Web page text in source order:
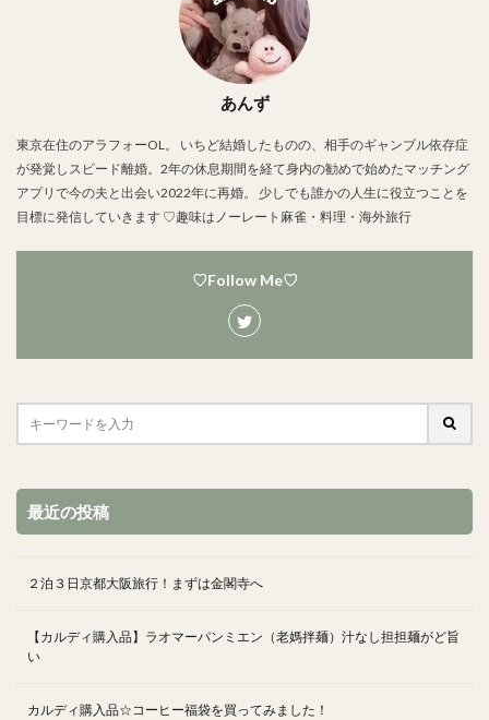
あんず
東京在住のアラフォーOL。 いちど結婚したものの、相手のギャンブル依存症
が発覚しスピード離婚。2年の休息期間を経て身内の勧めで始めたマッチング
アプリで今の夫と出会い2022年に再婚。 少しでも誰かの人生に役立つことを
目標に発信していきます ♡趣味はノーレート麻雀・料理・海外旅行
♡Follow Me♡
最近の投稿
２泊３日京都大阪旅行！まずは金閣寺へ
【カルディ購入品】ラオマーパンミエン（老媽拌麺）汁なし担担麺がど旨
い
カルディ購入品☆コーヒー福袋を買ってみました！